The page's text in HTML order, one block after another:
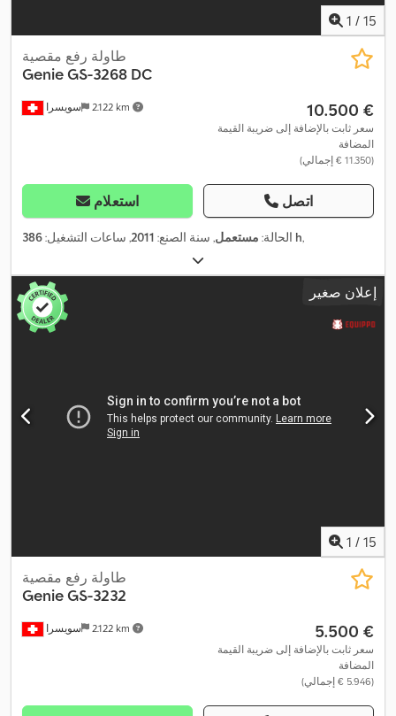
1 / 15
سويسرا 2.122 km
طاولة رفع مقصية
GenieGS-3268 DC
‏10.500 €
سعر ثابت بالإضافة إلى ضريبة القيمة
المضافة
(‏11.350 € إجمالي)
استعلام اتصل
الحالة: مستعمل, سنة الصنع: 2011, ساعات التشغيل: 386 h,
إعلان صغير
1 / 15
سويسرا 2.122 km
طاولة رفع مقصية
GenieGS-3232
‏5.500 €
سعر ثابت بالإضافة إلى ضريبة القيمة
المضافة
(‏5.946 € إجمالي)